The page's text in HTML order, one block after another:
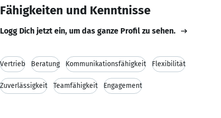
Fähigkeiten und Kenntnisse
Logg Dich jetzt ein, um das ganze Profil zu sehen.
Vertrieb Beratung Kommunikationsfähigkeit Flexibilität
Zuverlässigkeit Teamfähigkeit Engagement